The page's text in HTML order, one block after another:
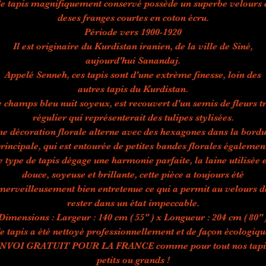
tapis magnifiquement conservé possède un superbe velours
deses franges courtes en coton écru.
Période vers 1900-1920
Il est originaire du Kurdistan iranien, de la ville de Siné,
aujourd'hui Sanandaj.
Appelé Senneh, ces tapis sont d'une extrème finesse, loin des
autres tapis du Kurdistan.
champs bleu nuit soyeux, est recouvert d'un semis de fleurs
régulier qui représenterait des tulipes stylisées.
décoration florale alterne avec des hexagones dans la
qui est entourée de petites bandes florales
type de tapis dégage une harmonie parfaite, la laine utilisée
douce, soyeuse et brillante, cette pièce a toujours été
bien entretenue ce qui a permit au velours
rester dans un état impeccable.
: Largeur : 140 cm ( 55" ) x Longueur : 204 cm ( 80"
tapis a été nettoyé professionnellement et de façon
GRATUIT POUR LA FRANCE comme pour tout nos
petits ou grands !